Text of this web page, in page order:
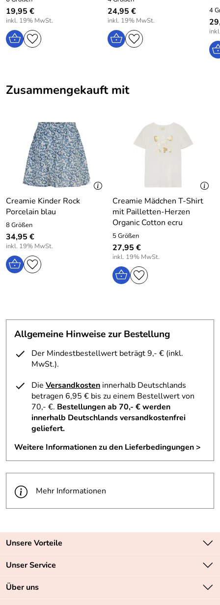
19,95 €
inkl. 19% MwSt.
24,95 €
inkl. 19% MwSt.
4
Zusammengekauft mit
Creamie Kinder Rock
Porcelain blau
8 Größen
34,95 €
inkl. 19% MwSt.
Creamie Mädchen T-Shirt
mit Pailletten-Herzen
Organic Cotton ecru
5 Größen
27,95 €
inkl. 19% MwSt.
Allgemeine Hinweise zur Bestellung
Der Mindestbestellwert beträgt 9,- € (inkl.
MwSt.).
Die Versandkosten innerhalb Deutschlands
betragen 6,95 € bis zu einem Bestellwert von
70,- €. Bestellungen ab 70,- € werden
innerhalb Deutschlands versandkostenfrei
geliefert.
Weitere Informationen zu den Lieferbedingungen >
Mehr Informationen
Unsere Vorteile
Zahlungsarten: Vorkasse, PayPal, PayPal Express
Unser Service
Kontakt
Über uns